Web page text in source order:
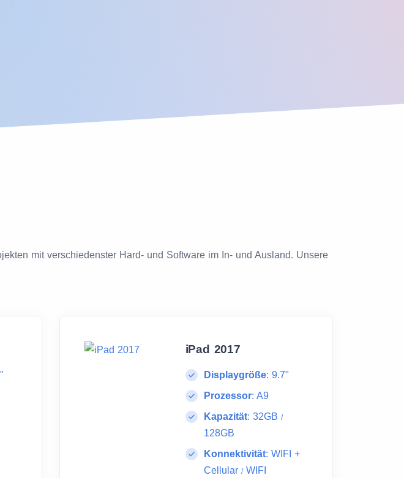
mit verschiedenster Hard- und Software im In- und Ausland. Unsere
iPad 2017
Displaygröße: 9.7"
Prozessor: A9
Kapazität: 32GB /
128GB
Konnektivität: WIFI +
Cellular /WIFI